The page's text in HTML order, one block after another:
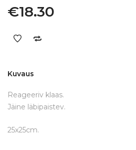
€18.30
Kuvaus
Reageeriv klaas.
Jäine läbipaistev.
25x25cm.